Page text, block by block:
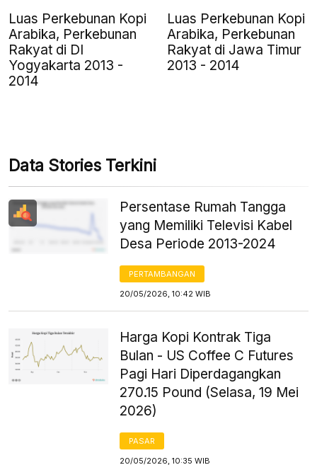
Luas Perkebunan Kopi
Arabika, Perkebunan
Rakyat di DI
Yogyakarta 2013 -
2014
Luas Perkebunan Kopi
Arabika, Perkebunan
Rakyat di Jawa Timur
2013 - 2014
Data Stories Terkini
Persentase Rumah Tangga
yang Memiliki Televisi Kabel
Desa Periode 2013-2024
PERTAMBANGAN
20/05/2026, 10:42 WIB
Harga Kopi Kontrak Tiga
Bulan - US Coffee C Futures
Pagi Hari Diperdagangkan
270.15 Pound (Selasa, 19 Mei
2026)
PASAR
20/05/2026, 10:35 WIB